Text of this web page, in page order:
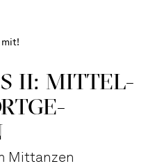
mit!
II: MITTEL­
Mittanzen